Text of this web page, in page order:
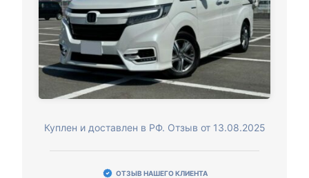
Куплен и доставлен в РФ. Отзыв от 13.08.2025
ОТЗЫВ НАШЕГО КЛИЕНТА